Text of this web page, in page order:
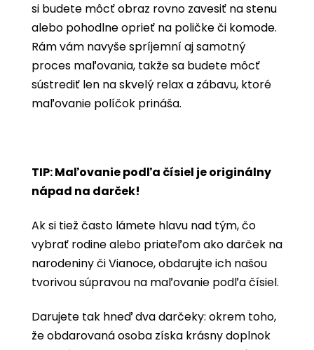
si budete môcť obraz rovno zavesiť na stenu
alebo pohodlne oprieť na poličke či komode.
Rám vám navyše spríjemní aj samotný
proces maľovania, takže sa budete môcť
sústrediť len na skvelý relax a zábavu, ktoré
maľovanie políčok prináša.
TIP: Maľovanie podľa čísiel je originálny
nápad na darček!
Ak si tiež často lámete hlavu nad tým, čo
vybrať rodine alebo priateľom ako darček na
narodeniny či Vianoce, obdarujte ich našou
tvorivou súpravou na maľovanie podľa čísiel.
Darujete tak hneď dva darčeky: okrem toho,
že obdarovaná osoba získa krásny doplnok